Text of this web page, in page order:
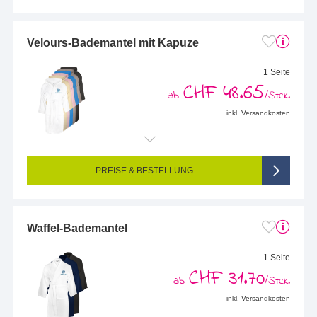
Velours-Bademantel mit Kapuze
1 Seite
ab CHF 48.65/Stck.
inkl. Versandkosten
Endformat (bedruckte Fläche): 100 x 100 mm
Seitigkeit: 1-seitig (eine Position bestickt)
Mehrfarbig bestickt, mit max. 6 Farben bestickt
PREISE & BESTELLUNG
Waffel-Bademantel
1 Seite
ab CHF 31.70/Stck.
inkl. Versandkosten